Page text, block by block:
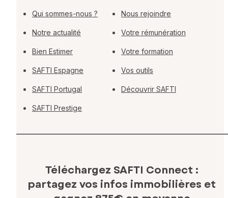
Qui sommes-nous ?
Notre actualité
Bien Estimer
SAFTI Espagne
SAFTI Portugal
SAFTI Prestige
Nous rejoindre
Votre rémunération
Votre formation
Vos outils
Découvrir SAFTI
Téléchargez SAFTI Connect :
partagez vos infos immobilières et